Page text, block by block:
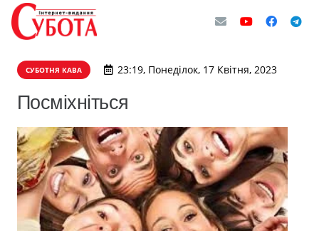
СУБОТНЯ КАВА 23:19, Понеділок, 17 Квітня, 2023
Посміхніться